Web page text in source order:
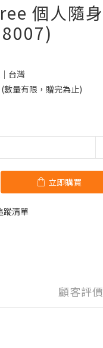
個人隨身
台灣
數量有限，贈完為止)
立即購買
蹤清單
顧客評價